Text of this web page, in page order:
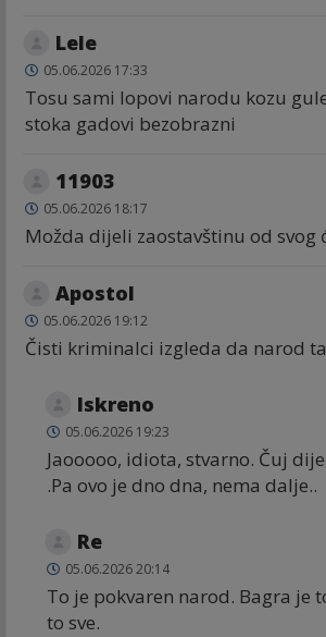
Lele
05.06.2026 17:33
Tosu sami lopovi narodu kozu
stoka gadovi bezobrazni
11903
05.06.2026 18:17
Možda dijeli zaostavštinu od svog
Apostol
05.06.2026 19:12
Čisti kriminalci izgleda da narod
Iskreno
05.06.2026 19:23
Jaooooo, idiota, stvarno. Čuj
.Pa ovo je dno dna, nema dalje..
Re
05.06.2026 20:14
To je pokvaren narod. Bagra je
to sve.